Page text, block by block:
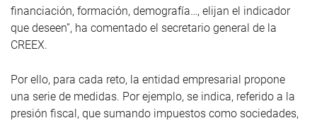
financiación, formación, demografía…, elijan el indicador
que deseen”, ha comentado el secretario general de la
CREEX.
Por ello, para cada reto, la entidad empresarial propone
una serie de medidas. Por ejemplo, se indica, referido a la
presión fiscal, que sumando impuestos como sociedades,